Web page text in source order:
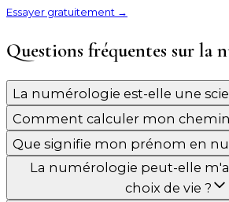
Essayer gratuitement →
Questions fréquentes sur la
La numérologie est-elle une
Comment calculer mon chemin
Que signifie mon prénom en
La numérologie peut-elle
choix de vie ?